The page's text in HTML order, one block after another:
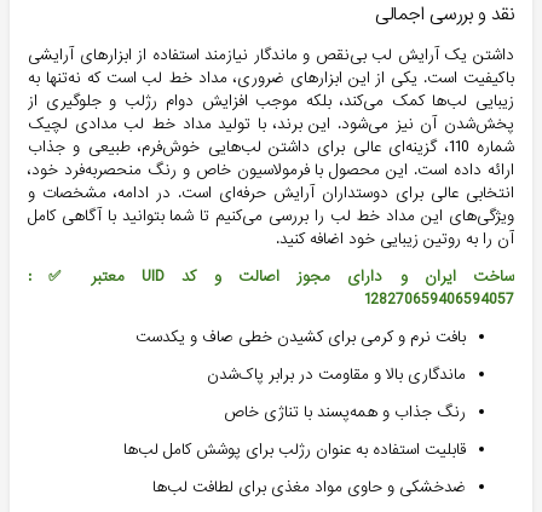
نقد و بررسی اجمالی
داشتن یک آرایش لب بی‌نقص و ماندگار نیازمند استفاده از ابزارهای آرایشی
باکیفیت است. یکی از این ابزارهای ضروری، مداد خط لب است که نه‌تنها به
زیبایی لب‌ها کمک می‌کند، بلکه موجب افزایش دوام رژلب و جلوگیری از
پخش‌شدن آن نیز می‌شود. این برند، با تولید مداد خط لب مدادی لچیک
شماره 110، گزینه‌ای عالی برای داشتن لب‌هایی خوش‌فرم، طبیعی و جذاب
ارائه داده است. این محصول با فرمولاسیون خاص و رنگ منحصربه‌فرد خود،
انتخابی عالی برای دوستداران آرایش حرفه‌ای است. در ادامه، مشخصات و
ویژگی‌های این مداد خط لب را بررسی می‌کنیم تا شما بتوانید با آگاهی کامل
آن را به روتین زیبایی خود اضافه کنید.
ساخت ایران و دارای مجوز اصالت و کد UID معتبر ✅ :
128270659406594057
بافت نرم و کرمی برای کشیدن خطی صاف و یکدست
ماندگاری بالا و مقاومت در برابر پاک‌شدن
رنگ جذاب و همه‌پسند با تناژی خاص
قابلیت استفاده به عنوان رژلب برای پوشش کامل لب‌ها
ضدخشکی و حاوی مواد مغذی برای لطافت لب‌ها